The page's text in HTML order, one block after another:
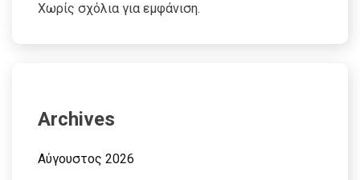
Χωρίς σχόλια για εμφάνιση.
Archives
Αύγουστος 2026